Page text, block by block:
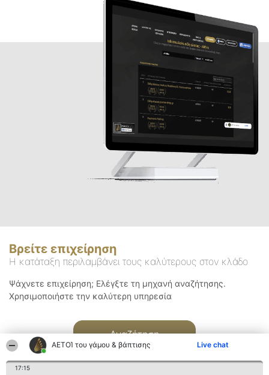
ΑΕΤΟΊ του γάμου & βάπτισης Live chat
17:15
Βρείτε επιχείρηση
Η κατάταξη περιλαμβάνει τους καλύτερους στον κλάδο
Ψάχνετε επιχείρηση; Ελέγξτε τη μηχανή αναζήτησης.
Χρησιμοποιήστε την καλύτερη υπηρεσία
Αναζήτηση